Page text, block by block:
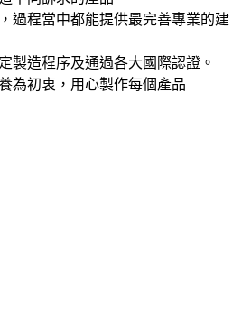
過程當中都能提供最完善專業的建
製造程序及通過各大國際認證。
為初衷，用心製作每個產品